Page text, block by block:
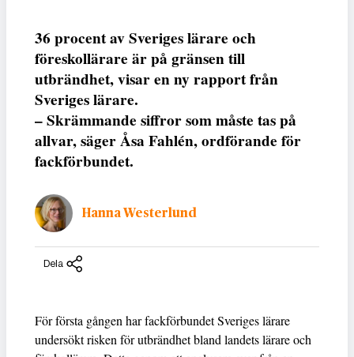
36 procent av Sveriges lärare och
föreskollärare är på gränsen till
utbrändhet, visar en ny rapport från
Sveriges lärare.
– Skrämmande siffror som måste tas på
allvar, säger Åsa Fahlén, ordförande för
fackförbundet.
Hanna Westerlund
Dela
För första gången har fackförbundet Sveriges lärare
undersökt risken för utbrändhet bland landets lärare och